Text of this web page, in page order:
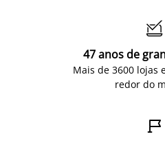

47 anos de
Mais de 3600 lojas
redor do
